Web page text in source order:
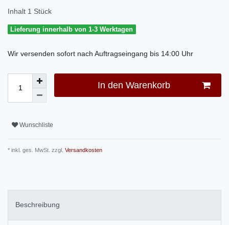
Inhalt 1 Stück
Lieferung innerhalb von 1-3 Werktagen
Wir versenden sofort nach Auftragseingang bis 14:00 Uhr
In den Warenkorb
Wunschliste
* inkl. ges. MwSt. zzgl. Versandkosten
Beschreibung